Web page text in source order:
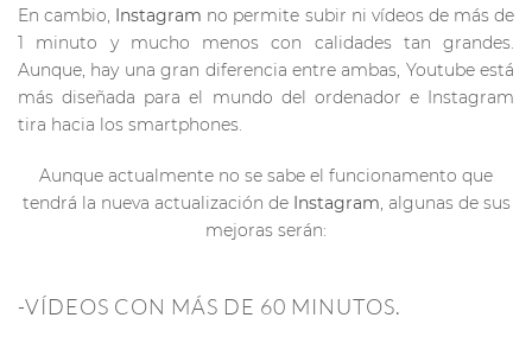
En cambio, Instagram no permite subir ni vídeos de más de
1 minuto y mucho menos con calidades tan grandes.
Aunque, hay una gran diferencia entre ambas, Youtube está
más diseñada para el mundo del ordenador e Instagram
tira hacia los smartphones.
Aunque actualmente no se sabe el funcionamento que
tendrá la nueva actualización de Instagram , algunas de sus
mejoras serán:
-VÍDEOS CON MÁS DE 60 MINUTOS.